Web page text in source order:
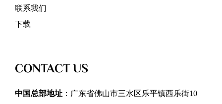
联系我们
下载
CONTACT US
中国总部地址 ：广东省佛山市三水区乐平镇西乐街10